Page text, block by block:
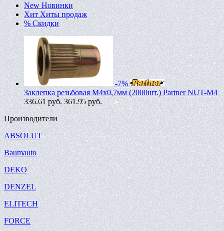
New Новинки
Хит Хиты продаж
% Скидки
-7%
Заклепка резьбовая M4х0,7мм (2000шт.) Partner NUT-M4
336.61руб. 361.95 руб.
Производители
ABSOLUT
Baumauto
DEKO
DENZEL
ELITECH
FORCE